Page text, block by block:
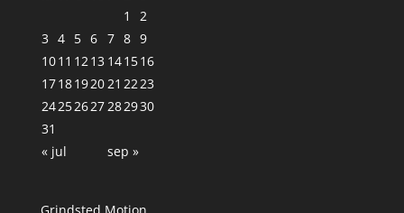
1
2
3 4 5 6 7 8 9
1011 1213 141516
1718192021 2223
24252627282930
31
« jul
sep »